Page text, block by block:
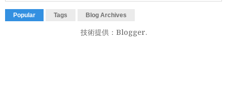
Popular Tags Blog Archives
技術提供： Blogger.